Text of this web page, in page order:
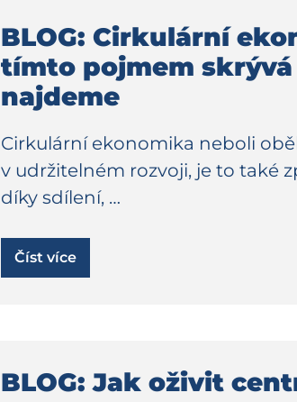
BLOG: Cirkulární
tímto pojmem
najdeme
Cirkulární ekonomika neboli
v udržitelném rozvoji, je to také
díky sdílení, …
Číst více
BLOG: Jak oživit